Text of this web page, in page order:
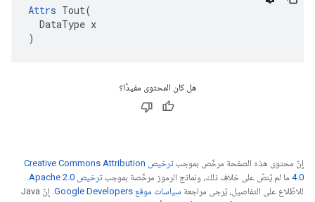
Attrs Tout(
  DataType x
)
هل كان المحتوى مفيدًا؟
إنّ محتوى هذه الصفحة مرخّص بموجب
ترخيص Creative Commons Attribution
4.0‏ ما لم يُنصّ على خلاف ذلك، ونماذج الرموز مرخّصة بموجبترخيص Apache 2.0‏
.
للاطّلاع على التفاصيل، يُرجى مراجعة سياسات موقع Google Developers‏
. إنّ Java